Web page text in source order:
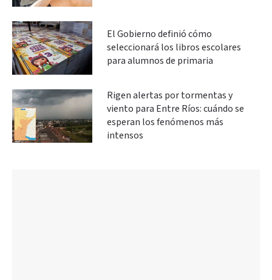
El Gobierno definió cómo
seleccionará los libros escolares
para alumnos de primaria
Rigen alertas por tormentas y
viento para Entre Ríos: cuándo se
esperan los fenómenos más
intensos